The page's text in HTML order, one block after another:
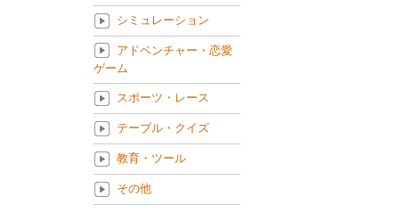
シミュレーション
アドベンチャー・恋愛
ゲーム
スポーツ・レース
テーブル・クイズ
教育・ツール
その他